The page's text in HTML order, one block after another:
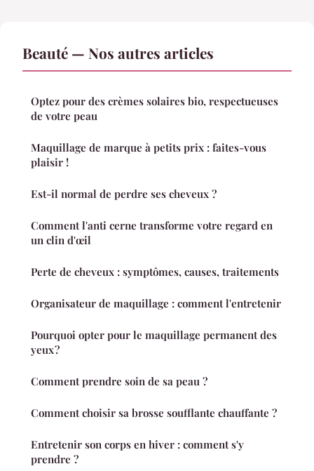
Beauté — Nos autres articles
Optez pour des crèmes solaires bio, respectueuses
de votre peau
Maquillage de marque à petits prix : faites-vous
plaisir !
Est-il normal de perdre ses cheveux ?
Comment l'anti cerne transforme votre regard en
un clin d'œil
Perte de cheveux : symptômes, causes, traitements
Organisateur de maquillage : comment l'entretenir
Pourquoi opter pour le maquillage permanent des
yeux ?
Comment prendre soin de sa peau ?
Comment choisir sa brosse soufflante chauffante ?
Entretenir son corps en hiver : comment s'y
prendre ?